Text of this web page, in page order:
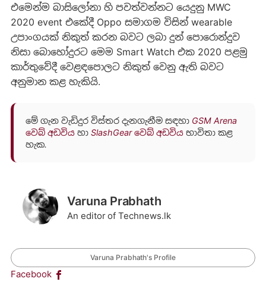
එමෙන්ම බාසිලෝනා හි පවත්වන්නට යෙදුනු MWC
2020 event එකේදී Oppo සමාගම විසින් wearable
උපාංගයක් නිකුත් කරන බවට ලබා දුන් පොරොන්දුව
නිසා බොහෝදුරට මෙම Smart Watch එක 2020 පළමු
කාර්තුවේදී වෙළඳපොලට නිකුත් වෙනු ඇති බවට
අනුමාන කළ හැකියි.
මේ ගැන වැඩිදුර විස්තර දැනගැනීම සඳහා GSM Arena
වෙබ් අඩවියහා SlashGear වෙබ් අඩවියභාවිතා කළ
හැක.
Varuna Prabhath
An editor of Technews.lk
Varuna Prabhath's Profile
Facebook